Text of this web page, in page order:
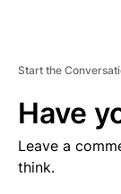
Start the
Have
Leave a
think.